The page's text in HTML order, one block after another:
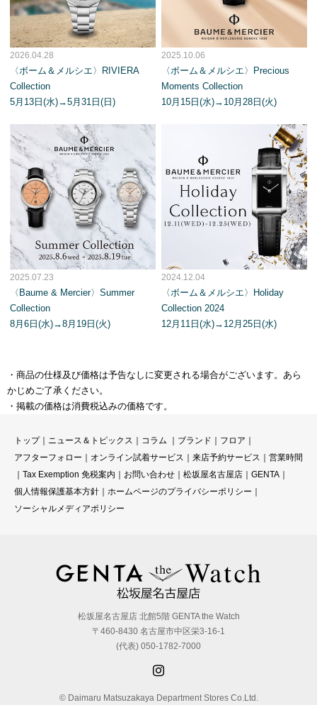
2026.04.28
〈ボーム＆メルシエ〉RIVIERA
Collection
5月13日(水)→5月31日(日)
2025.10.06
〈ボーム＆メルシエ〉Precious
Moments Collection
10月15日(水)→10月28日(火)
2025.07.23
〈Baume & Mercier〉Summer
Collection
8月6日(水)→8月19日(火)
2024.12.04
〈ボーム＆メルシエ〉Holiday
Collection 2024
12月11日(水)→12月25日(水)
・商品の仕様及び価格は予告なしに変更される場合がございます。あら
かじめご了承ください。
・掲載の価格は消費税込みの価格です。
トップ｜ ニュース＆トピックス コラム ｜ ブランド フロア
アフターフォロー
オンライン試着サービス 来店予約サービス
営業時間
Tax Exemption 免税案内 お問い合わせ 松坂屋名古屋店 GENTA
個人情報保護基本方針
ホームページのプライバシーポリシー
ソーシャルメディアポリシー
松坂屋名古屋店 北館5階 GENTA the Watch
〒460-8430 名古屋市中区栄3-16-1
(代表) 050-1782-7000
© Daimaru Matsuzakaya Department Stores Co.Ltd.